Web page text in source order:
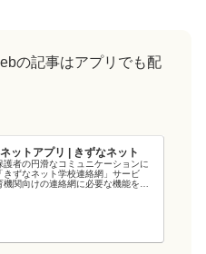
の記事はアプリでも配
ットアプリ | きずなネット
護者の円滑なコミュニケーションに
きずなネット学校連絡網」サービ
機関向けの連絡網に必要な機能を備